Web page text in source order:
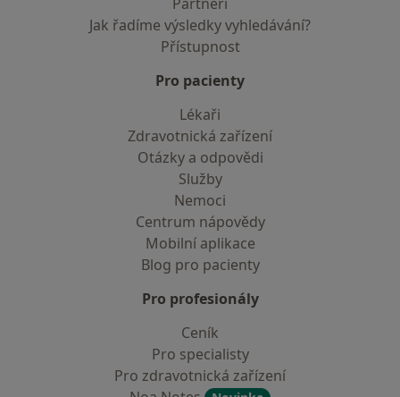
Jak řadíme výsledky vyhledávání?
Přístupnost
Pro pacienty
Lékaři
Zdravotnická zařízení
Otázky a odpovědi
Služby
Nemoci
Centrum nápovědy
Mobilní aplikace
Blog pro pacienty
Pro profesionály
Ceník
Pro specialisty
Pro zdravotnická zařízení